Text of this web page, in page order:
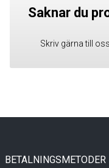
Saknar du
Skriv gärna till
BETALNINGSMETODER